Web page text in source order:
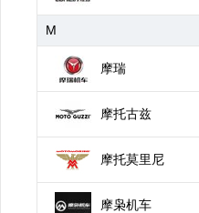
M
摩瑞
摩托古兹
摩托莫里尼
摩枭机车